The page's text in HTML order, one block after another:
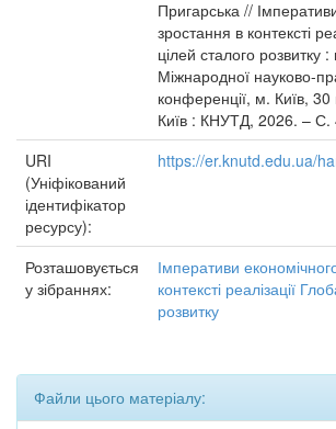
Пригарська //
зростання в контексті
цілей сталого розвитку :
Міжнародної науково-
конференції, м. Київ, 30
Київ : КНУТД, 2026. – С.
URI
(Уніфікований
ідентифікатор
ресурсу):
https://er.knutd.edu.ua/
Розташовується
у зібраннях:
Імперативи
контексті реалізації
розвитку
Файли цього матеріалу: